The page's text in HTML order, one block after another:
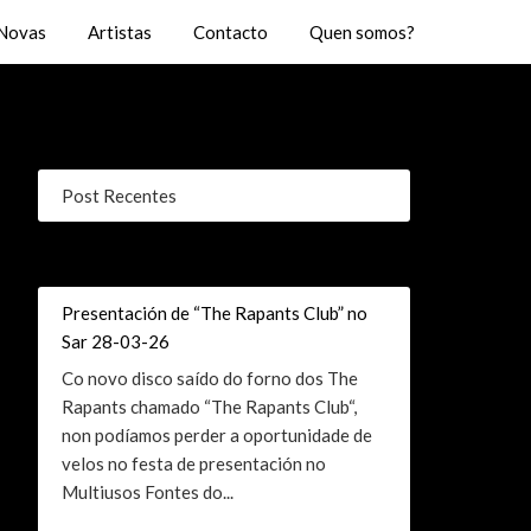
Artistas Contacto Quen somos?
Post Recentes
Presentación de “The Rapants Club” no
Sar 28-03-26
Co novo disco saído do forno dos The
Rapants chamado “The Rapants Club“,
non podíamos perder a oportunidade de
velos no festa de presentación no
Multiusos Fontes do...